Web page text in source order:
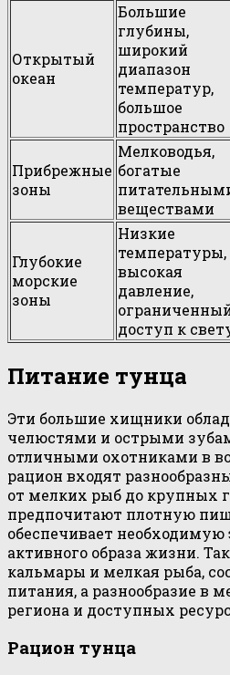
Открытый
океан
Большие
глубины,
широкий
диапазон
температур,
большое
пространство
Прибрежные
зоны
Мелководья,
богатые
веществами
Глубокие
морские
зоны
Низкие
температуры,
высокая
давление,
доступ к
Питание тунца
Эти большие хищники
челюстями и острыми
отличными охотниками в
рацион входят
от мелких рыб до крупных
предпочитают плотную
обеспечивает
активного образа жизни.
кальмары и мелкая рыба,
питания, а разнообразие в
региона и доступных
Рацион тунца